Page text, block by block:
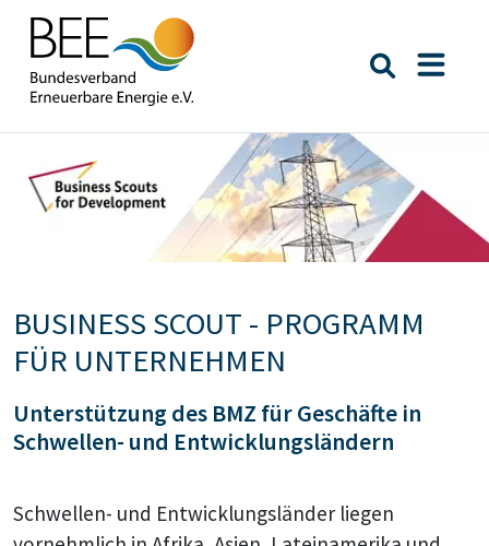
Suche
BUSINESS SCOUT - PROGRAMM
FÜR UNTERNEHMEN
Unterstützung des BMZ für Geschäfte in
Schwellen- und Entwicklungsländern
Schwellen- und Entwicklungsländer liegen